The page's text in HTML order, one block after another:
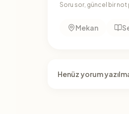
Soru sor, güncel bir not
Mekan
Henüz yorum